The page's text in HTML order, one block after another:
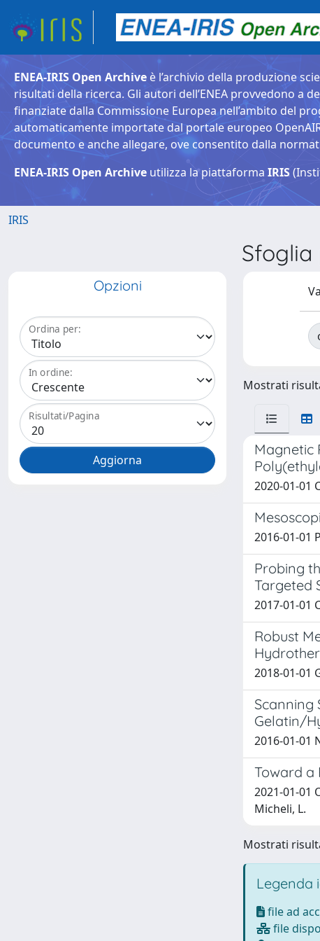
ENEA-IRIS Open Archive è l’archivio della produzione
risultati della ricerca. Gli autori dell’ENEA provvedono a
finanziate dalla Commissione Europea nell’ambito del
automaticamente importate dal portale europeo
documento e anche allegare, ove consentito dalla
ENEA-IRIS Open Archive utilizza la piattaforma IRIS
IRIS
Sfoglia
Opzioni
Ordina per:
In ordine:
Risultati/Pagina
Mostrati
Magnetic
2020-01-01
2016-01-01
Probing
Targeted
2017-01-01
Robust
2018-01-01
Scanning
Gelatin/
2016-01-01
Toward a
2021-01-01
Micheli, L.
Mostrati
Legenda
file ad
file